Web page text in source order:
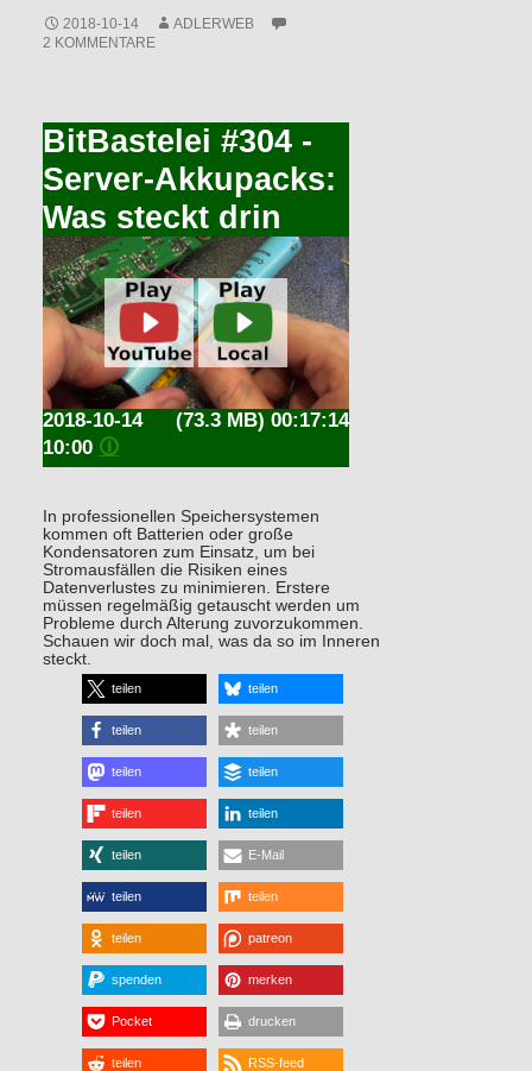
2018-10-14
ADLERWEB
2 KOMMENTARE
BitBastelei #304 -
Server-Akkupacks:
Was steckt drin
(73.3 MB) 00:17:14
2018-10-14
10:00 🛈
In professionellen Speichersystemen
kommen oft Batterien oder große
Kondensatoren zum Einsatz, um bei
Stromausfällen die Risiken eines
Datenverlustes zu minimieren. Erstere
müssen regelmäßig getauscht werden um
Probleme durch Alterung zuvorzukommen.
Schauen wir doch mal, was da so im Inneren
steckt.
teilen teilen
teilen teilen
teilen teilen
teilen teilen
teilen E-Mail
teilen teilen
teilen patreon
spenden merken
Pocket drucken
teilen RSS-feed